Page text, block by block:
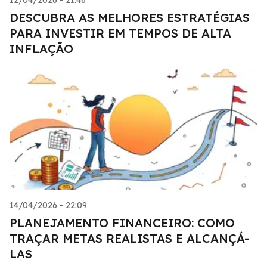
DESCUBRA AS MELHORES ESTRATÉGIAS
PARA INVESTIR EM TEMPOS DE ALTA
INFLAÇÃO
14/04/2026 - 22:09
PLANEJAMENTO FINANCEIRO: COMO
TRAÇAR METAS REALISTAS E ALCANÇÁ-
LAS